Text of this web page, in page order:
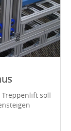
Treppenlift soll